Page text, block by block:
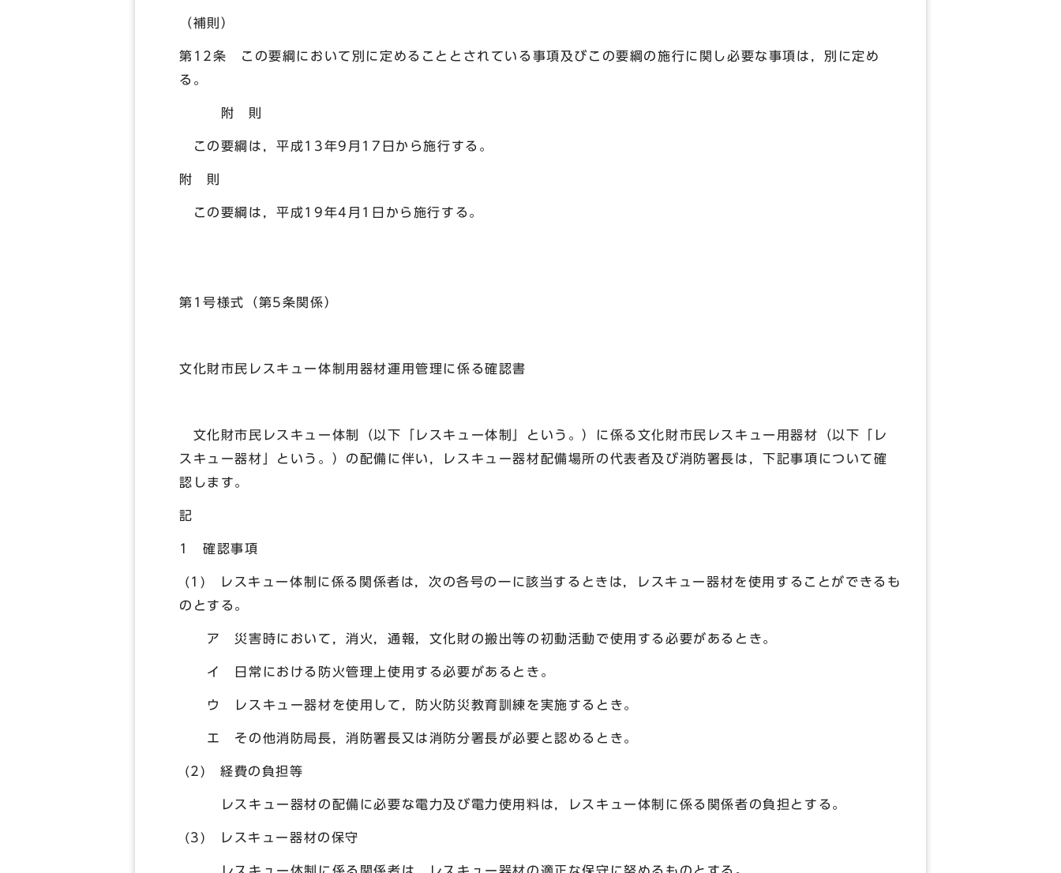
（補則）
第12条 この要綱において別に定めることとされている事項及びこの要綱の施行に関し必要な事項は，別に定め
る。
附 則
この要綱は，平成13年9月17日から施行する。
附 則
この要綱は，平成19年4月1日から施行する。
第1号様式（第5条関係）
文化財市民レスキュー体制用器材運用管理に係る確認書
文化財市民レスキュー体制（以下「レスキュー体制」という。）に係る文化財市民レスキュー用器材（以下「レ
スキュー器材」という。）の配備に伴い，レスキュー器材配備場所の代表者及び消防署長は，下記事項について確
認します。
記
1 確認事項
(1) レスキュー体制に係る関係者は，次の各号の一に該当するときは，レスキュー器材を使用することができるも
のとする。
ア 災害時において，消火，通報，文化財の搬出等の初動活動で使用する必要があるとき。
イ 日常における防火管理上使用する必要があるとき。
ウ レスキュー器材を使用して，防火防災教育訓練を実施するとき。
エ その他消防局長，消防署長又は消防分署長が必要と認めるとき。
(2) 経費の負担等
レスキュー器材の配備に必要な電力及び電力使用料は，レスキュー体制に係る関係者の負担とする。
(3) レスキュー器材の保守